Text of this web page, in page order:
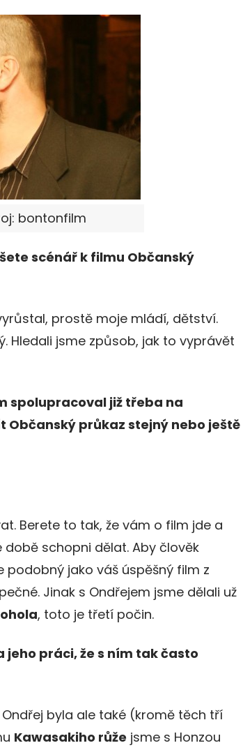
bontonfilm
scénář k filmu Občanský
prostě moje mládí, dětství.
Hledali jsme způsob, jak to vyprávět
spolupracoval již třeba na
Občanský průkaz stejný nebo ještě
Berete to tak, že vám o film jde a
schopni dělat. Aby člověk
podobný jako váš úspěšný film z
Jinak s Ondřejem jsme dělali už
, toto je třetí počin.
jeho práci, že s ním tak často
byla ale také (kromě těch tří
Kawasakiho růže jsme s Honzou